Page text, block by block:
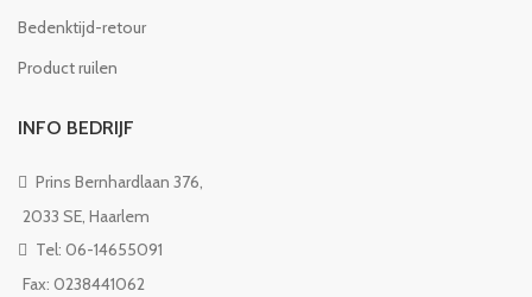
Bedenktijd-retour
Product ruilen
INFO BEDRIJF
Prins Bernhardlaan 376,
2033 SE, Haarlem
Tel: 06-14655091
Fax: 0238441062